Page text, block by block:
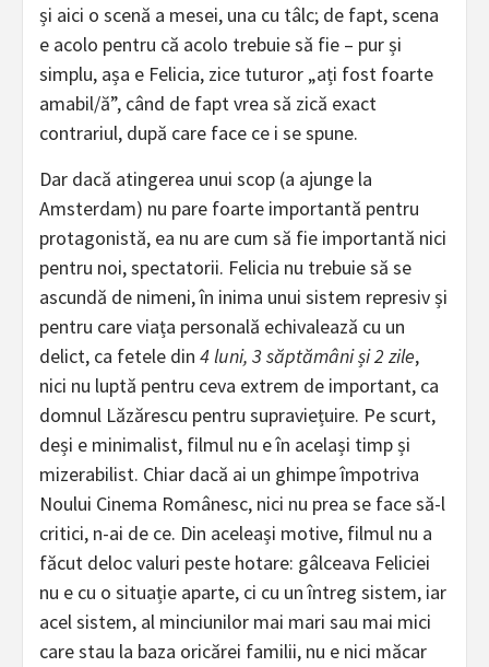
și aici o scenă a mesei, una cu tâlc; de fapt, scena
e acolo pentru că acolo trebuie să fie – pur și
simplu, așa e Felicia, zice tuturor „ați fost foarte
amabil/ă”, când de fapt vrea să zică exact
contrariul, după care face ce i se spune.
Dar dacă atingerea unui scop (a ajunge la
Amsterdam) nu pare foarte importantă pentru
protagonistă, ea nu are cum să fie importantă nici
pentru noi, spectatorii. Felicia nu trebuie să se
ascundă de nimeni, în inima unui sistem represiv și
pentru care viața personală echivalează cu un
delict, ca fetele din 4 luni, 3 săptămâni și 2 zile,
nici nu luptă pentru ceva extrem de important, ca
domnul Lăzărescu pentru supraviețuire. Pe scurt,
deși e minimalist, filmul nu e în același timp și
mizerabilist. Chiar dacă ai un ghimpe împotriva
Noului Cinema Românesc, nici nu prea se face să-l
critici, n-ai de ce. Din aceleași motive, filmul nu a
făcut deloc valuri peste hotare: gâlceava Feliciei
nu e cu o situație aparte, ci cu un întreg sistem, iar
acel sistem, al minciunilor mai mari sau mai mici
care stau la baza oricărei familii, nu e nici măcar